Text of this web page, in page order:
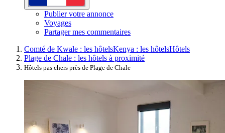
Publier votre annonce
Voyages
Partager mes commentaires
Comté de Kwale : les hôtelsKenya : les hôtelsHôtels
Plage de Chale : les hôtels à proximité
Hôtels pas chers près de Plage de Chale